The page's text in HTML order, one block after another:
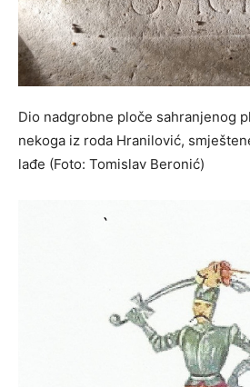
Dio nadgrobne ploče sahranjenog
nekoga iz roda Hranilović,
lađe (Foto: Tomislav Beronić)